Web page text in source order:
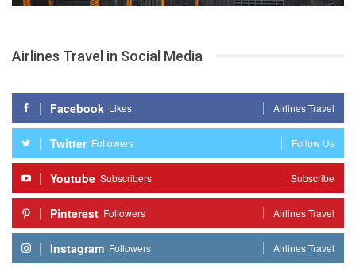
Airlines Travel in Social Media
Facebook Likes Airlines Travel
Twitter Followers Follow Us
Youtube Subscribers Subscribe
Pinterest Followers Airlines Travel
Instagram Followers Airlines Travel